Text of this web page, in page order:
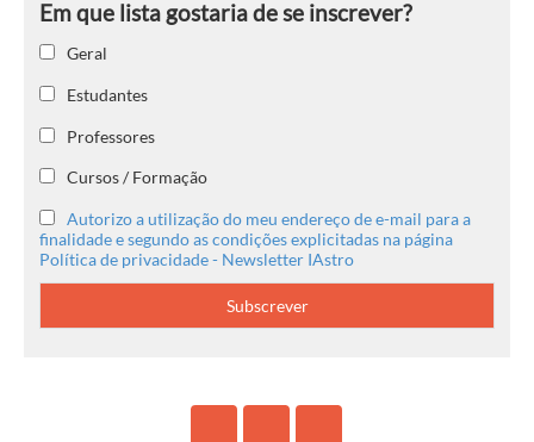
Geral
Estudantes
Professores
Cursos / Formação
Autorizo a utilização do meu endereço de e-mail para a
finalidade e segundo as condições explicitadas na página
Política de privacidade - Newsletter IAstro